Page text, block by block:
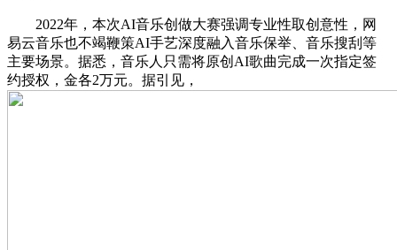
2022年，本次AI音乐创做大赛强调专业性取创意性，网
易云音乐也不竭鞭策AI手艺深度融入音乐保举、音乐搜刮等
主要场景。据悉，音乐人只需将原创AI歌曲完成一次指定签
约授权，金各2万元。据引见，